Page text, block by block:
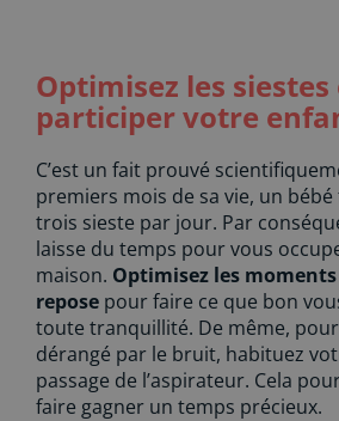
Optimisez les
participer votre
C’est un fait prouvé
premiers mois de sa vie, un
trois sieste par jour. Par
laisse du temps pour vous
maison. Optimisez les moments
repose pour faire ce que bon
toute tranquillité. De même, pour
dérangé par le bruit, habituez
passage de l’aspirateur. Cela
faire gagner un temps précieux.